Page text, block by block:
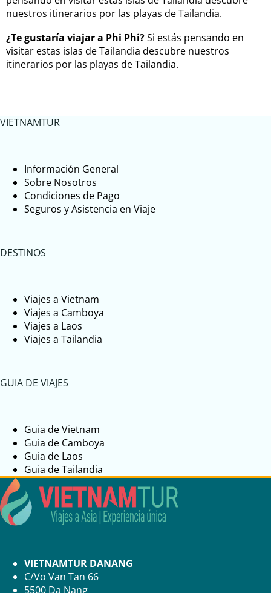
nuestros itinerarios por las playas de Tailandia.
¿Te gustaría viajar a Phi Phi?Si estás pensando en
visitar estas islas de Tailandia descubre nuestros
itinerarios por las playas de Tailandia.
VIETNAMTUR
Información General
Sobre Nosotros
Condiciones de Pago
Seguros y Asistencia en Viaje
DESTINOS
Viajes a Vietnam
Viajes a Camboya
Viajes a Laos
Viajes a Tailandia
GUIA DE VIAJES
Guia de Vietnam
Guia de Camboya
Guia de Laos
Guia de Tailandia
VIETNAMTUR DANANG
C/Vo Van Tan 66
5500 Da Nang